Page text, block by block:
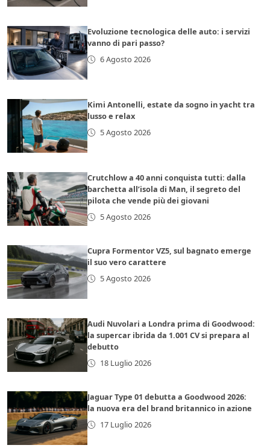
Evoluzione tecnologica delle auto: i servizi
vanno di pari passo?
6 Agosto 2026
Kimi Antonelli, estate da sogno in yacht tra
lusso e relax
5 Agosto 2026
Crutchlow a 40 anni conquista tutti: dalla
barchetta all’isola di Man, il segreto del
pilota che vende più dei giovani
5 Agosto 2026
Cupra Formentor VZ5, sul bagnato emerge
il suo vero carattere
5 Agosto 2026
Audi Nuvolari a Londra prima di Goodwood:
la supercar ibrida da 1.001 CV si prepara al
debutto
18 Luglio 2026
Jaguar Type 01 debutta a Goodwood 2026:
la nuova era del brand britannico in azione
17 Luglio 2026